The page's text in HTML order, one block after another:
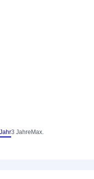
3 Jahre Max.